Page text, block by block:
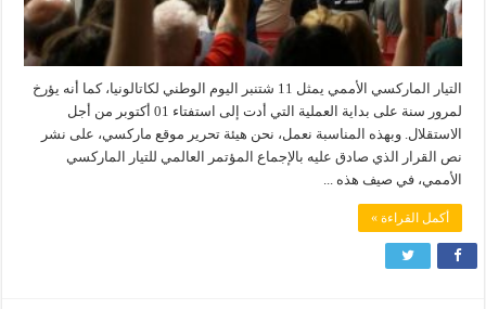
التيار الماركسي الأممي يمثل 11 شتنبر اليوم الوطني لكاتالونيا، كما أنه يؤرخ
لمرور سنة على بداية العملية التي أدت إلى استفتاء 01 أكتوبر من أجل
الاستقلال. وبهذه المناسبة نعمل، نحن هيئة تحرير موقع ماركسي، على نشر
نص القرار الذي صادق عليه بالإجماع المؤتمر العالمي للتيار الماركسي
الأممي، في صيف هذه ...
أكمل القراءة »